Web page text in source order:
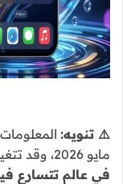
⚠️ تنويه:
مايو 2026، وقد تتغير التفاصيل عند الإعلان الرسمي من آبل.
في عالم تتسارع